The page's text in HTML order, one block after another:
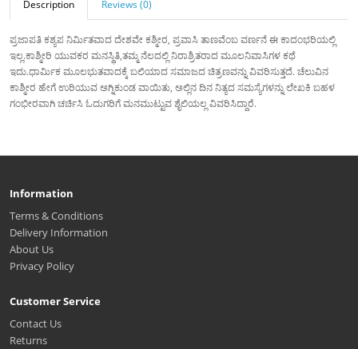
Description Reviews (0)
ಪ್ರಜಾಪತಿ ಕಶ್ಯಪ ನಿರ್ಮಿತವಾದ ದೇಶವೇ ಕಶ್ಮೀರ, ಪ್ರವಾಸಿ ತಾಣವೆಂಬ ವರ್ಣನೆ ಈ ಕಾದಂಭರಿಯಲ್ಲಿ
ಇಲ್ಲ.ಕಾಶ್ಮೀರಿ ಯುವಕರ ಮನಸ್ಥಿತಿ,ತಮ್ಮ ನೆಲದಲ್ಲಿ ನಿರಾಶ್ರಿತರಾದ ಮೂಲನಿವಾಸಿಗಳ ಕಥೆ
ಇದು.ಧಾರ್ಮಿಕ ಮೂಲಭುತವಾದಕ್ಕೆ ಬಲಿಯಾದ ಸಮಾಜದ ಚಿತ್ರಣವನ್ನು ವಿವರಿಸುತ್ತದೆ. ಚೆಲುವಿನ
ಕಾಶ್ಮೀರ ಹೇಗೆ ಉರಿಯುವ ಅಗ್ನಿಕುಂಡ ವಾಯಿತು, ಅಲ್ಲಿನ ದಿನ ನಿತ್ಯದ ಸಮಸ್ಯೆಗಳನ್ನು ಲೇಖಕಿ ಬಹಳ
ಗಂಭೀರವಾಗಿ ಚರ್ಚಿಸಿ ಓದುಗರಿಗೆ ಮನಮುಟ್ಟುವ ಶೈಲಿಯಲ್ಲ ವಿವರಿಸಿದ್ದಾರೆ.
Information
Terms & Conditions
Delivery Information
About Us
Privacy Policy
Customer Service
Contact Us
Returns